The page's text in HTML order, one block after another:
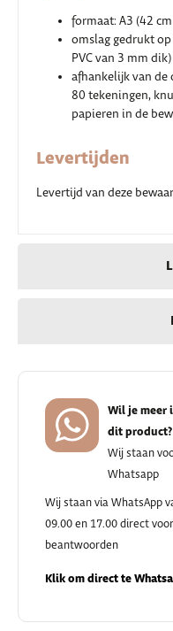
formaat: A3 (42
omslag gedrukt
PVC van 3 mm dik)
afhankelijk van de
80 tekeningen,
papieren in de
Levertijden
Levertijd van deze
Wil je meer
dit product?
Wij staan
Whatsapp
Wij staan via WhatsApp
09.00 en 17.00 direct
beantwoorden
Klik om direct te